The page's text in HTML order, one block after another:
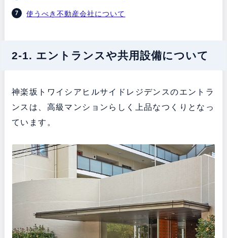
使うべき不動産会社について
2-1. エントランスや共用設備について
神楽坂トワイシアヒルサイドレジデンスのエントラ
ンスは、高級マンションらしく上品なつくりとなっ
ています。